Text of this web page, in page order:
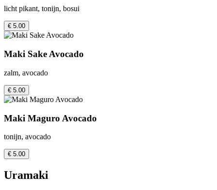
licht pikant, tonijn, bosui
€ 5.00
Maki Sake Avocado
zalm, avocado
€ 5.00
Maki Maguro Avocado
tonijn, avocado
€ 5.00
Uramaki